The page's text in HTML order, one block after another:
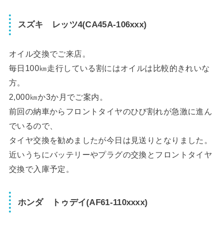
スズキ レッツ4(CA45A-106xxx)
オイル交換でご来店。
毎日100㎞走行している割にはオイルは比較的きれいな
方。
2,000㎞か3か月でご案内。
前回の納車からフロントタイヤのひび割れが急激に進ん
でいるので、
タイヤ交換を勧めましたが今日は見送りとなりました。
近いうちにバッテリーやプラグの交換とフロントタイヤ
交換で入庫予定。
ホンダ トゥデイ(AF61-110xxxx)